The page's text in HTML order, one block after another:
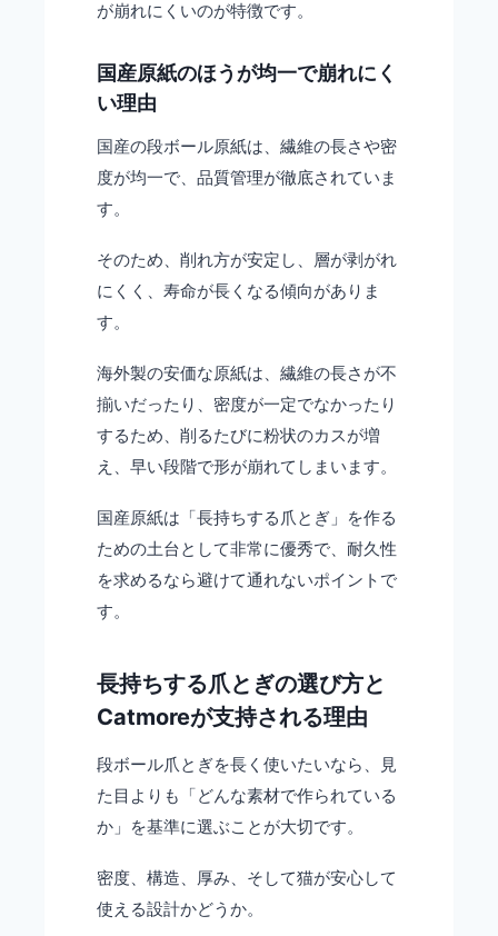
が崩れにくいのが特徴です。
国産原紙のほうが均一で崩れにく
い理由
国産の段ボール原紙は、繊維の長さや密
度が均一で、品質管理が徹底されていま
す。
そのため、削れ方が安定し、層が剥がれ
にくく、寿命が長くなる傾向がありま
す。
海外製の安価な原紙は、繊維の長さが不
揃いだったり、密度が一定でなかったり
するため、削るたびに粉状のカスが増
え、早い段階で形が崩れてしまいます。
国産原紙は「長持ちする爪とぎ」を作る
ための土台として非常に優秀で、耐久性
を求めるなら避けて通れないポイントで
す。
長持ちする爪とぎの選び方と
Catmoreが支持される理由
段ボール爪とぎを長く使いたいなら、見
た目よりも「どんな素材で作られている
か」を基準に選ぶことが大切です。
密度、構造、厚み、そして猫が安心して
使える設計かどうか。